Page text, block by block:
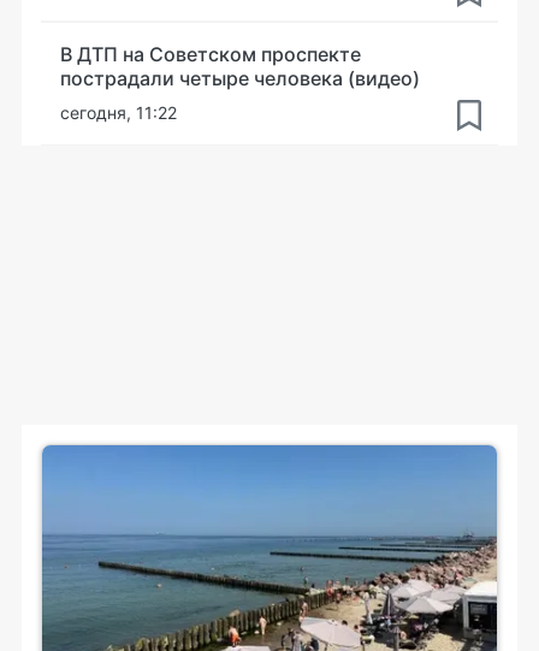
В ДТП на Советском проспекте
пострадали четыре человека (видео)
сегодня, 11:22